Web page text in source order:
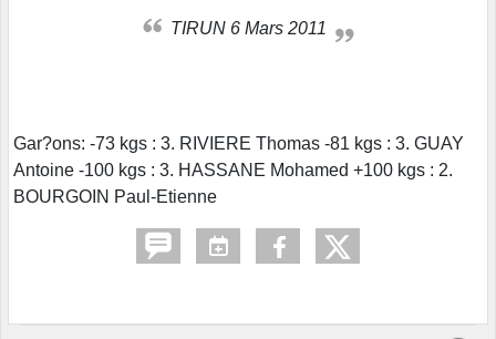
TIRUN 6 Mars 2011
Gar?ons: -73 kgs : 3. RIVIERE Thomas -81 kgs : 3. GUAY
Antoine -100 kgs : 3. HASSANE Mohamed +100 kgs : 2.
BOURGOIN Paul-Etienne